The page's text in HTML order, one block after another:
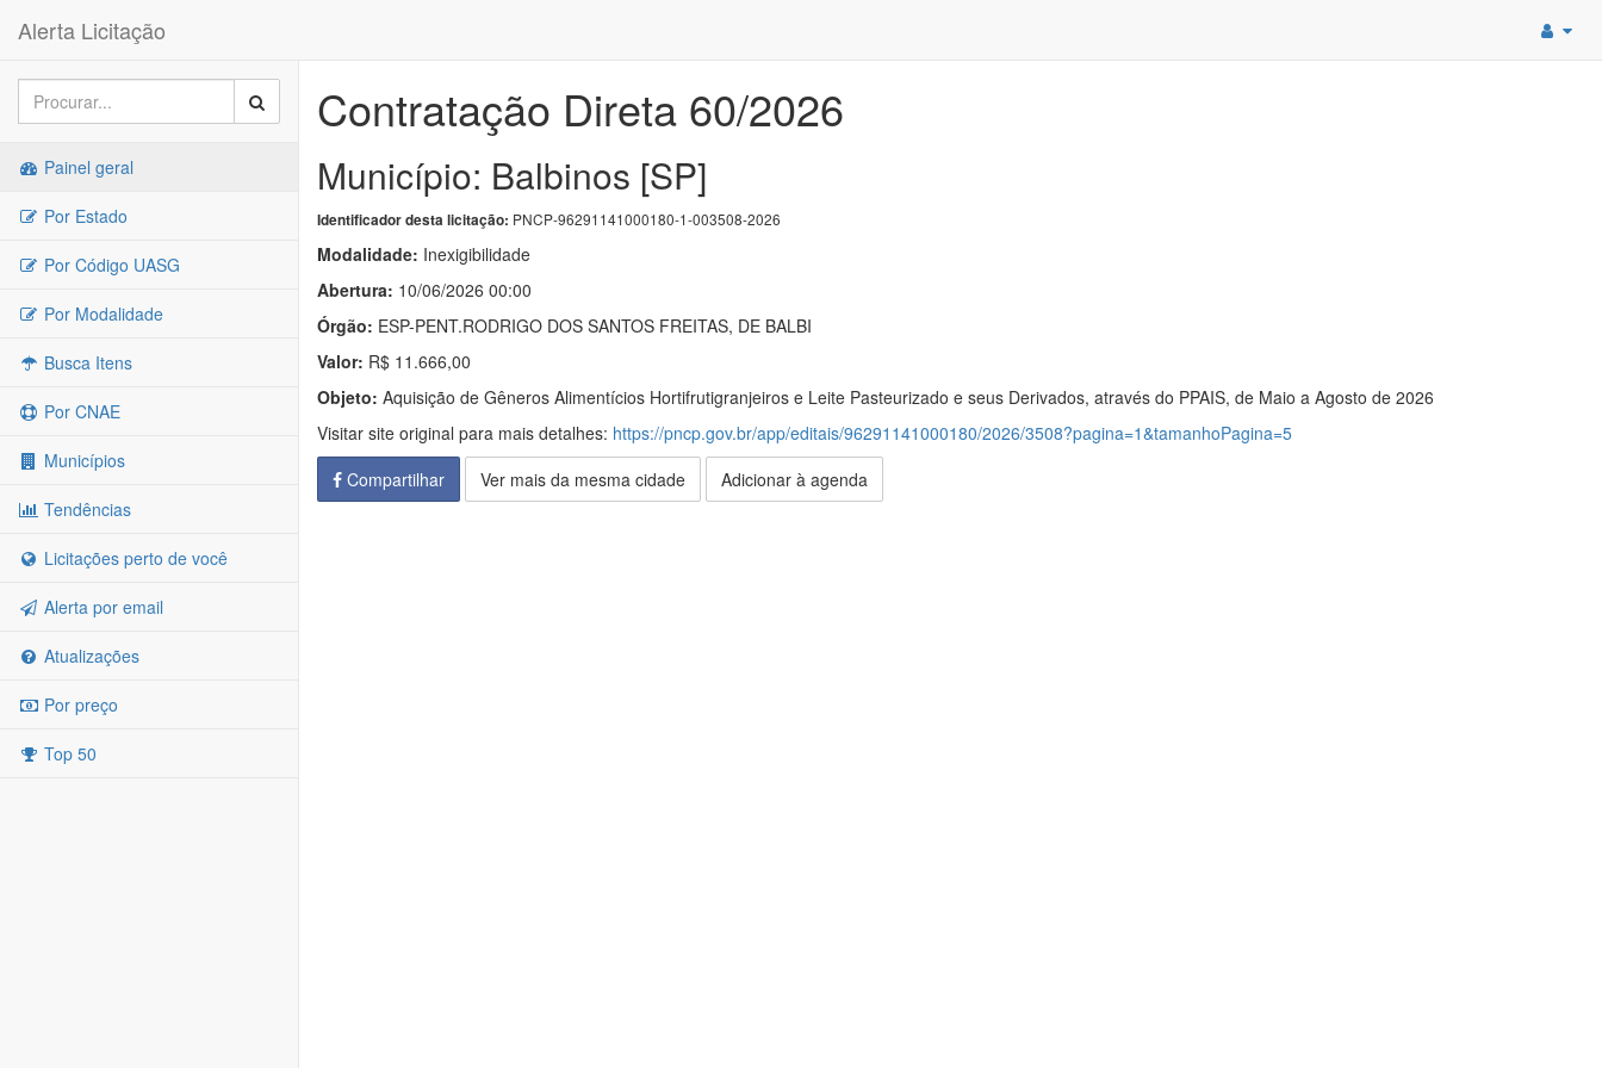
Alerta Licitação
Painel geral
Por Estado
Por Código UASG
Por Modalidade
Busca Itens
Por CNAE
Municípios
Tendências
Licitações perto de você
Alerta por email
Atualizações
Por preço
Top 50
Contratação Direta 60/2026
Município: Balbinos [SP]
Identificador desta licitação: PNCP-96291141000180-1-003508-2026
Modalidade: Inexigibilidade
Abertura: 10/06/2026 00:00
Órgão: ESP-PENT.RODRIGO DOS SANTOS FREITAS, DE BALBI
Valor: R$ 11.666,00
Objeto: Aquisição de Gêneros Alimentícios Hortifrutigranjeiros e Leite Pasteurizado e seus Derivados, através do PPAIS, de Maio a Agosto de 2026
Visitar site original para mais detalhes: https://pncp.gov.br/app/editais/96291141000180/2026/3508?pagina=1&tamanhoPagina=5
Compartilhar
Ver mais da mesma cidade Adicionar à agenda